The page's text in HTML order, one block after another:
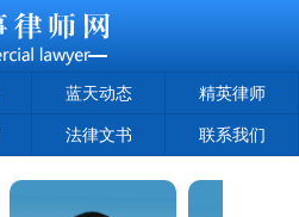
蓝天动态 精英律师
法律文书 联系我们